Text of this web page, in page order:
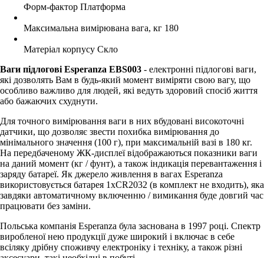
Форм-фактор Платформа
Максимальна вимірювана вага, кг 180
Матеріал корпусу Скло
Ваги підлогові Esperanza EBS003 - електронні підлогові ваги,
які дозволять Вам в будь-який момент виміряти свою вагу, що
особливо важливо для людей, які ведуть здоровий спосіб життя
або бажаючих схуднути.
Для точного вимірювання ваги в них вбудовані високоточні
датчики, що дозволяє звести похибка вимірювання до
мінімального значення (100 г), при максимальній вазі в 180 кг.
На передбаченому ЖК-дисплеї відображаються показники ваги
на даний момент (кг / фунт), а також індикація перевантаження і
заряду батареї. Як джерело живлення в вагах Esperanza
використовується батарея 1xCR2032 (в комплект не входить), яка
завдяки автоматичному включенню / вимикання буде довгий час
працювати без заміни.
Польська компанія Esperanza була заснована в 1997 році. Спектр
виробленої нею продукції дуже широкий і включає в себе
всіляку дрібну споживчу електроніку і техніку, а також різні